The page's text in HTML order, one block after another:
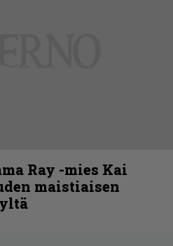
Ray -mies Kai
maistiaisen